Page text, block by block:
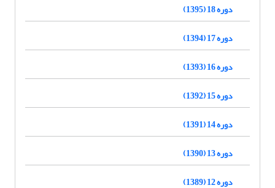
دوره 18 (1395)
دوره 17 (1394)
دوره 16 (1393)
دوره 15 (1392)
دوره 14 (1391)
دوره 13 (1390)
دوره 12 (1389)